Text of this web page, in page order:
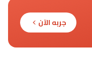
جربه الآن